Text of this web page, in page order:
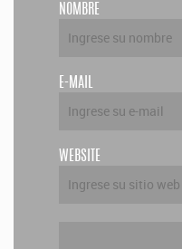
NOMBRE
E-MAIL
WEBSITE